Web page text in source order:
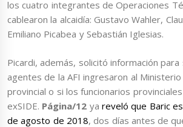
los cuatro integrantes de Operaciones
cablearon la alcaidía: Gustavo Wahler,
Emiliano Picabea y Sebastián Iglesias.
Picardi, además, solicitó información
agentes de la AFI ingresaron al Ministerio
provincial o si los funcionarios
exSIDE. Página/12 ya reveló que Baric
de agosto de 2018, dos días antes de